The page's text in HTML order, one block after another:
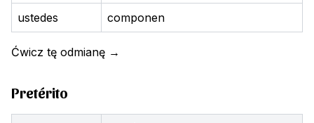
ustedes componen
Ćwicz tę odmianę →
Pretérito